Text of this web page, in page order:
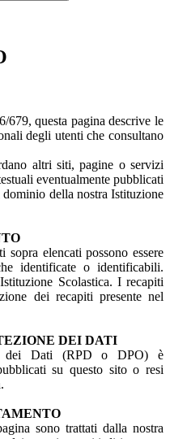
questa pagina descrive le
degli utenti che consultano
altri siti, pagine o servizi
eventualmente pubblicati
della nostra Istituzione
elencati possono essere
identificate o identificabili.
Scolastica. I recapiti
dei recapiti presente nel
DEI DATI
dei Dati (RPD o DPO) è
su questo sito o resi
sono trattati dalla nostra